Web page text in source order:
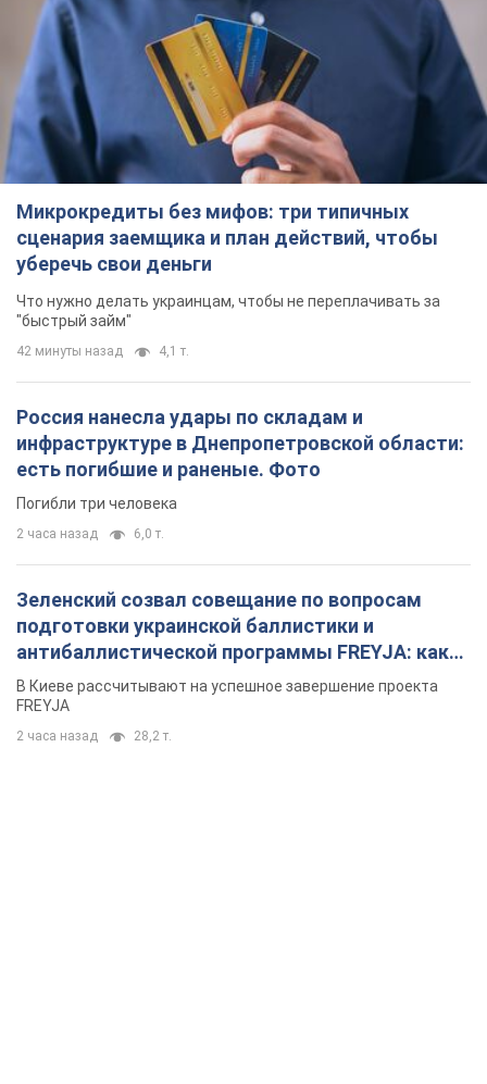
Микрокредиты без мифов: три типичных
сценария заемщика и план действий, чтобы
уберечь свои деньги
Что нужно делать украинцам, чтобы не переплачивать за
"быстрый займ"
42 минуты назад 4,1 т.
Россия нанесла удары по складам и
инфраструктуре в Днепропетровской области:
есть погибшие и раненые. Фото
Погибли три человека
2 часа назад 6,0 т.
Зеленский созвал совещание по вопросам
подготовки украинской баллистики и
антибаллистической программы FREYJA: какие
решения готовятся
В Киеве рассчитывают на успешное завершение проекта
FREYJA
2 часа назад 28,2 т.